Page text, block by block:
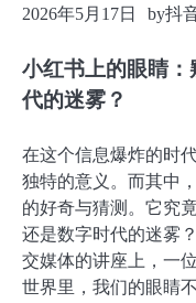
2026年5月17日 by抖
小红书上的眼睛
代的迷雾？
在这个信息爆炸的时
独特的意义。而其中
的好奇与猜测。它究
还是数字时代的迷雾
交媒体的讲座上，一
世界里，我们的眼睛